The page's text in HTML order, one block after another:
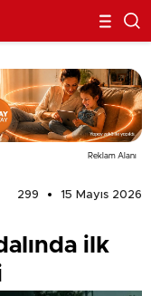
Reklam Alanı
299
15 Mayıs 2026
ilk